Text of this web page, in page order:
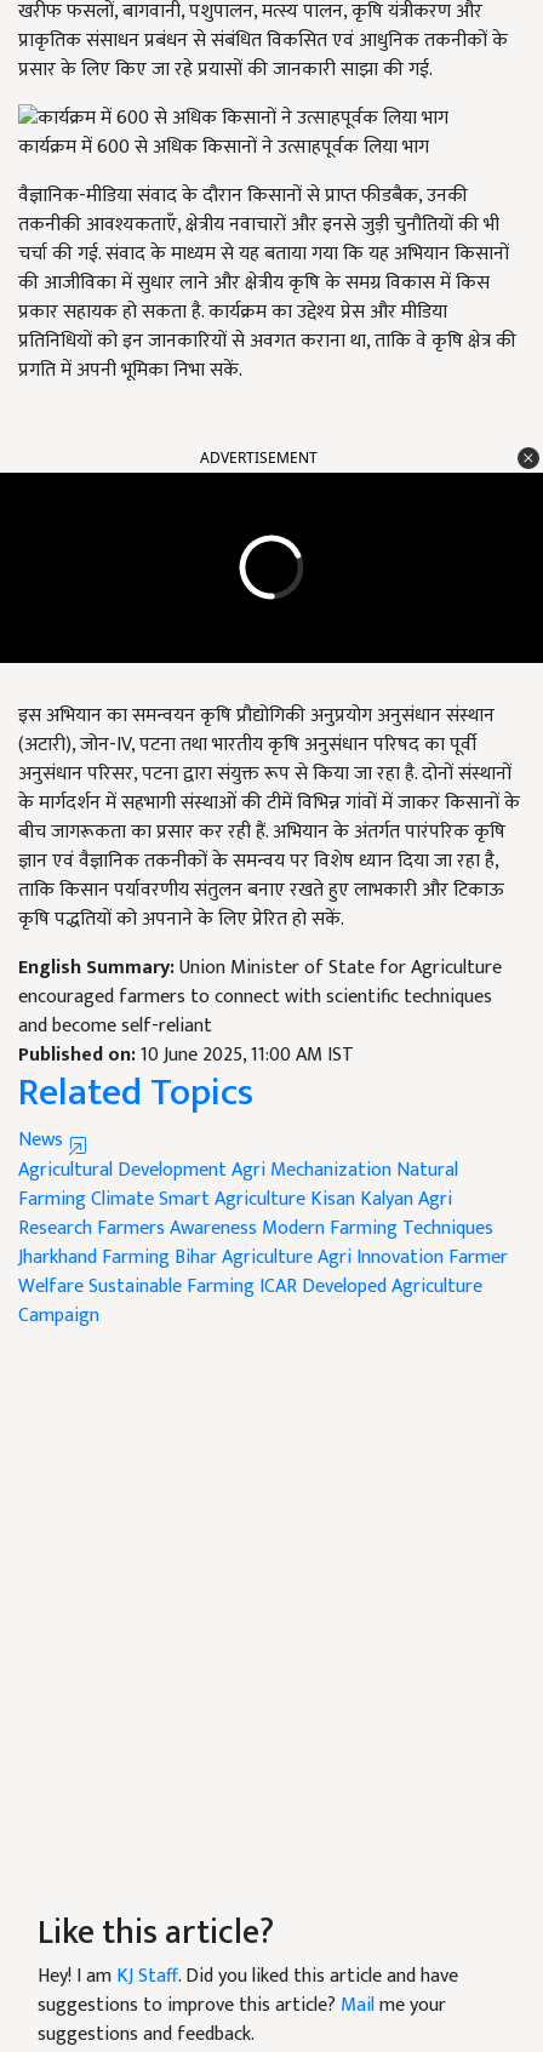
खरीफ फसलों, बागवानी, पशुपालन, मत्स्य पालन, कृषि यंत्रीकरण और
प्राकृतिक संसाधन प्रबंधन से संबंधित विकसित एवं आधुनिक तकनीकों के
प्रसार के लिए किए जा रहे प्रयासों की जानकारी साझा की गई.
कार्यक्रम में 600 से अधिक किसानों ने उत्साहपूर्वक लिया भाग
वैज्ञानिक-मीडिया संवाद के दौरान किसानों से प्राप्त फीडबैक, उनकी
तकनीकी आवश्यकताएँ, क्षेत्रीय नवाचारों और इनसे जुड़ी चुनौतियों की भी
चर्चा की गई. संवाद के माध्यम से यह बताया गया कि यह अभियान किसानों
की आजीविका में सुधार लाने और क्षेत्रीय कृषि के समग्र विकास में किस
प्रकार सहायक हो सकता है. कार्यक्रम का उद्देश्य प्रेस और मीडिया
प्रतिनिधियों को इन जानकारियों से अवगत कराना था, ताकि वे कृषि क्षेत्र की
प्रगति में अपनी भूमिका निभा सकें.
ADVERTISEMENT
इस अभियान का समन्वयन कृषि प्रौद्योगिकी अनुप्रयोग अनुसंधान संस्थान
(अटारी), जोन-IV, पटना तथा भारतीय कृषि अनुसंधान परिषद का पूर्वी
अनुसंधान परिसर, पटना द्वारा संयुक्त रूप से किया जा रहा है. दोनों संस्थानों
के मार्गदर्शन में सहभागी संस्थाओं की टीमें विभिन्न गांवों में जाकर किसानों के
बीच जागरूकता का प्रसार कर रही हैं. अभियान के अंतर्गत पारंपरिक कृषि
ज्ञान एवं वैज्ञानिक तकनीकों के समन्वय पर विशेष ध्यान दिया जा रहा है,
ताकि किसान पर्यावरणीय संतुलन बनाए रखते हुए लाभकारी और टिकाऊ
कृषि पद्धतियों को अपनाने के लिए प्रेरित हो सकें.
English Summary:Union Minister of State for Agriculture
encouraged farmers to connect with scientific techniques
and become self-reliant
Published on:10 June 2025, 11:00 AM IST
Related Topics
News
Agricultural DevelopmentAgri MechanizationNatural
FarmingClimate Smart AgricultureKisan KalyanAgri
ResearchFarmers Awareness Modern Farming Techniques
Jharkhand FarmingBihar AgricultureAgri InnovationFarmer
WelfareSustainable FarmingICARDeveloped Agriculture
Campaign
Like this article?
Hey! I amKJ Staff. Did you liked this article and have
suggestions to improve this article? Mailme your
suggestions and feedback.